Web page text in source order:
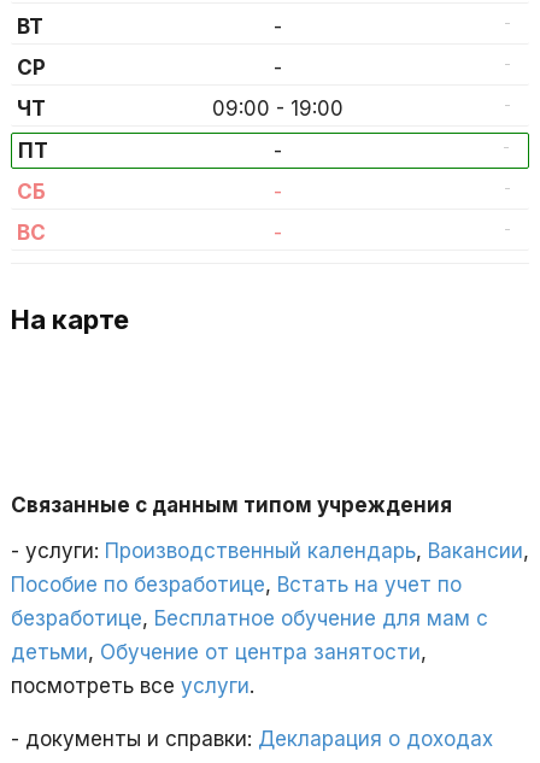
ВТ - -
СР - -
ЧТ 09:00 - 19:00 -
ПТ - -
СБ - -
ВС - -
На карте
Связанные с данным типом учреждения
- услуги: Производственный календарь, Вакансии,
Пособие по безработице, Встать на учет по
безработице, Бесплатное обучение для мам с
детьми, Обучение от центра занятости,
посмотреть все услуги.
- документы и справки: Декларация о доходах